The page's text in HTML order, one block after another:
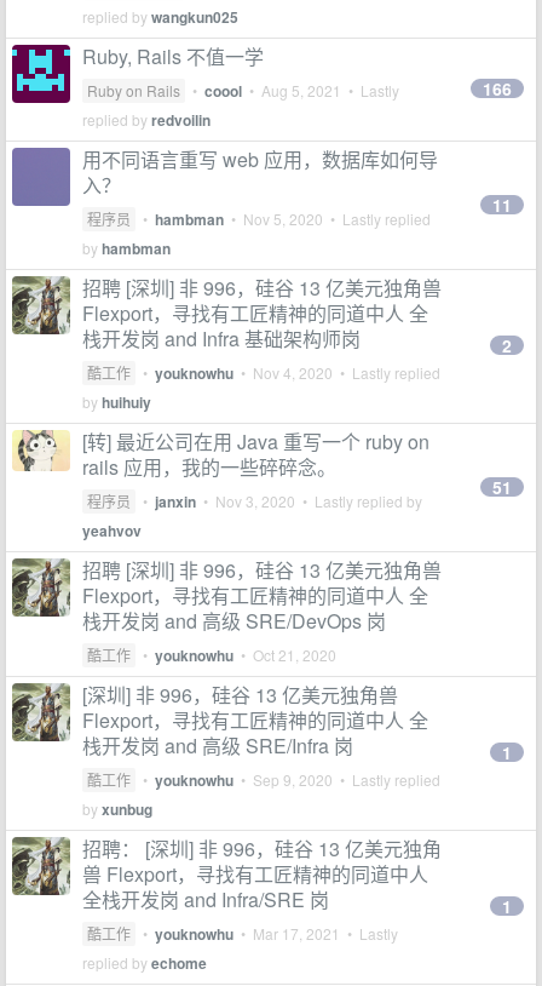
replied bywangkun025
Ruby, Rails 不值一学
Ruby on Rails • coool • Aug 5, 2021 • Lastly
replied byredvoilin
166
用不同语言重写 web 应用，数据库如何导
入？
程序员 • hambman • Nov 5, 2020 • Lastly replied
byhambman
11
招聘 [深圳] 非 996，硅谷 13 亿美元独角兽
Flexport，寻找有工匠精神的同道中人 全
栈开发岗 and Infra 基础架构师岗
酷工作 • youknowhu • Nov 4, 2020 • Lastly replied
byhuihuiy
2
[转] 最近公司在用 Java 重写一个 ruby on
rails 应用，我的一些碎碎念。
程序员 • janxin • Nov 3, 2020 • Lastly replied by
yeahvov
51
招聘 [深圳] 非 996，硅谷 13 亿美元独角兽
Flexport，寻找有工匠精神的同道中人 全
栈开发岗 and 高级 SRE/DevOps 岗
酷工作 • youknowhu • Oct 21, 2020
[深圳] 非 996，硅谷 13 亿美元独角兽
Flexport，寻找有工匠精神的同道中人 全
栈开发岗 and 高级 SRE/Infra 岗
酷工作 • youknowhu • Sep 9, 2020 • Lastly replied
byxunbug
1
招聘： [深圳] 非 996，硅谷 13 亿美元独角
兽 Flexport，寻找有工匠精神的同道中人
全栈开发岗 and Infra/SRE 岗
酷工作 • youknowhu • Mar 17, 2021 • Lastly
replied byechome
1